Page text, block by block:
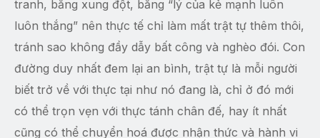
tranh, bằng xung đột, bằng “lý của kẻ mạnh luôn
luôn thắng” nên thực tế chỉ làm mất trật tự thêm thôi,
tránh sao không đầy dẫy bất công và nghèo đói. Con
đường duy nhất đem lại an bình, trật tự là mỗi người
biết trở về với thực tại như nó đang là, chỉ ở đó mới
có thể trọn vẹn với thực tánh chân đế, hay ít nhất
cũng có thể chuyển hoá được nhận thức và hành vi